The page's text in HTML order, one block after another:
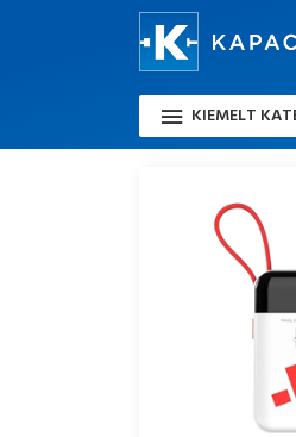
KIEMELT